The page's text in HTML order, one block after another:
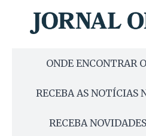
ONDE ENCONTRAR
RECEBA AS NOTÍCIAS
RECEBA